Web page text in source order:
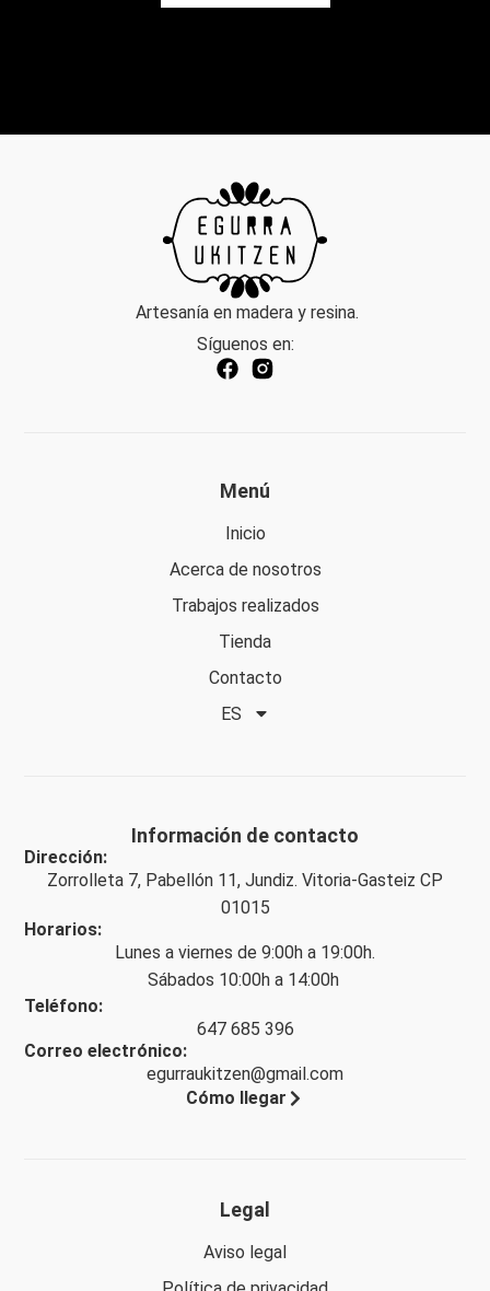
Artesanía en madera y resina.
Síguenos en:
Menú
Inicio
Acerca de nosotros
Trabajos realizados
Tienda
Contacto
ES
Información de contacto
Dirección:
Zorrolleta 7, Pabellón 11, Jundiz. Vitoria-Gasteiz CP
01015
Horarios:
Lunes a viernes de 9:00h a 19:00h.
Sábados 10:00h a 14:00h
Teléfono:
647 685 396
Correo electrónico:
egurraukitzen@gmail.com
Cómo llegar
Legal
Aviso legal